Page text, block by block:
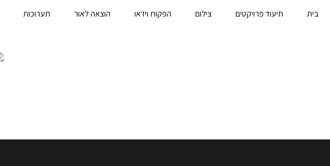
בית תיעוד פרויקטים צילום הפקות וידאו הוצאה לאור תערוכות